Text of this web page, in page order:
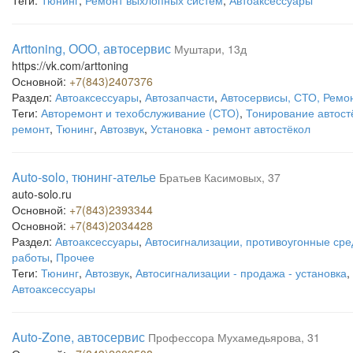
Arttoning, ООО, автосервис Муштари, 13д
https://vk.com/arttoning
Основной: +7(843)2407376
Раздел: Автоаксессуары, Автозапчасти, Автосервисы, СТО,
Теги: Авторемонт и техобслуживание (СТО), Тонирование
ремонт, Тюнинг, Автозвук, Установка - ремонт автостёкол
Auto-solo, тюнинг-ателье Братьев Касимовых, 37
auto-solo.ru
Основной: +7(843)2393344
Основной: +7(843)2034428
Раздел: Автоаксессуары, Автосигнализации, противоугонные
работы, Прочее
Теги: Тюнинг, Автозвук, Автосигнализации - продажа - установка,
Автоаксессуары
Auto-Zone, автосервис Профессора Мухамедьярова, 31